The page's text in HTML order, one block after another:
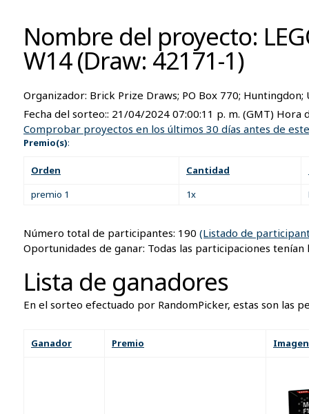
Nombre del proyecto:
W14 (Draw: 42171-1)
Organizador: Brick Prize Draws; PO Box 770;
Fecha del sorteo:: 21/04/2024 07:00:11 p. m. (GMT) Hora
Comprobar proyectos en los últimos 30 días antes de
Premio(s):
Orden Cantidad
premio 1
1x
Número total de participantes: 190 (Listado de
Oportunidades de ganar: Todas las participaciones
Lista de ganadores
En el sorteo efectuado por RandomPicker, estas son las
Ganador Premio Imagen